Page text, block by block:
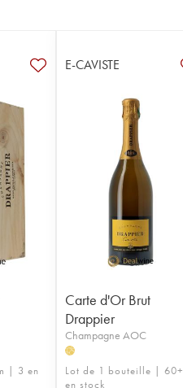
| 3 en
E-CAVISTE
Carte d'Or Brut
Drappier
Champagne AOC
H
Lot de 1 bouteille | 60+
en stock